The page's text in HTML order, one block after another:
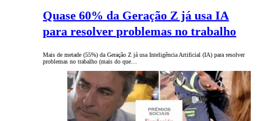
Quase 60% da Geração Z já usa IA
para resolver problemas no trabalho
Mais de metade (55%) da Geração Z já usa Inteligência Artificial (IA) para resolver
problemas no trabalho (mais do que…